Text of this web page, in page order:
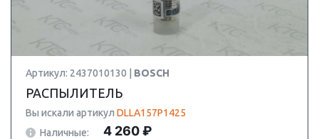
Артикул: 2437010130 | BOSCH
РАСПЫЛИТЕЛЬ
Вы искали артикул DLLA157P1425
Наличные:
4 260 ₽